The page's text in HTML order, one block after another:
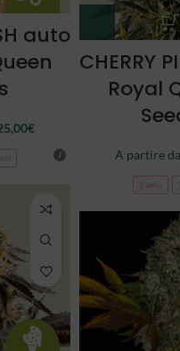
auto
€
CHERRY
Royal
A partire
3 semi